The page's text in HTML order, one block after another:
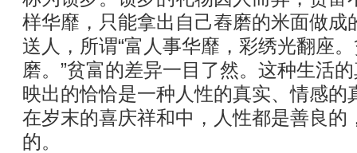
样华靡，只能拿出自己舂磨的米面做成
送人，所谓“富人事华靡，彩绣光翻座
磨。”贫富的差异一目了然。这种生活
映出的恰恰是一种人性的真实、情感
在岁末的喜庆祥和中，人性都是善良的
的。